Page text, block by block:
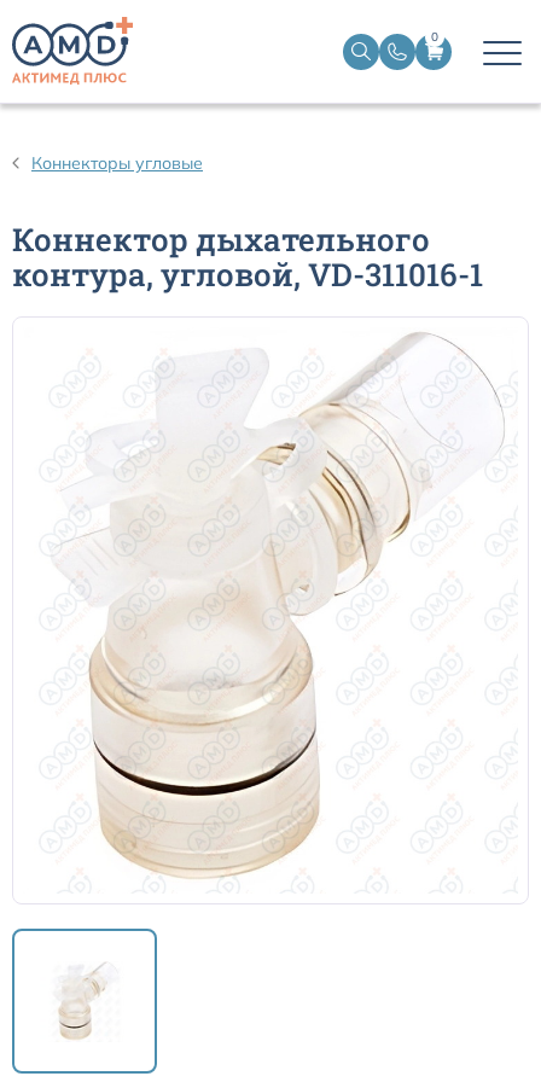
0
Коннекторы угловые
Коннектор дыхательного
контура, угловой, VD-311016-1
Трахеостомические трубки
Эндобронхиальные трубки
Эндотрахеальные трубки
Ларингеальные маски
Кислородные маски
Кислородные маски и канюли
Камеры увлажнителя
Центральный венозный катетер
Аксессуары к аппаратам ИВЛ и НДА
Закрытая аспирационная система
Мешок АМБУ
Маски анестезиологические многоразовые и